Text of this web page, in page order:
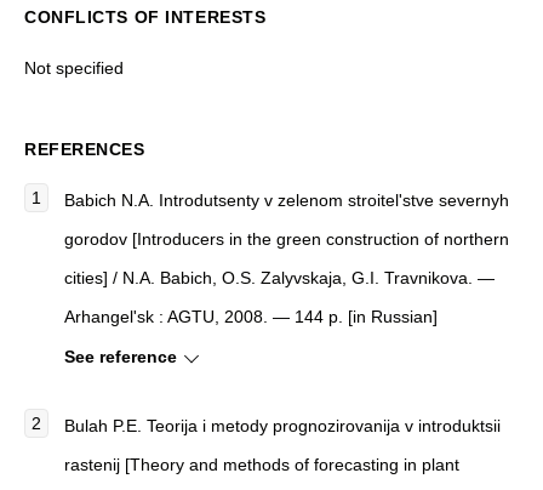
CONFLICTS OF INTERESTS
Not specified
REFERENCES
Babich N.A. Introdutsenty v zelenom stroitel'stve severnyh
gorodov [Introducers in the green construction of northern
cities] / N.A. Babich, O.S. Zalyvskaja, G.I. Travnikova. —
Arhangel'sk : AGTU, 2008. — 144 p. [in Russian]
See reference
Bulah P.E. Teorija i metody prognozirovanija v introduktsii
rastenij [Theory and methods of forecasting in plant